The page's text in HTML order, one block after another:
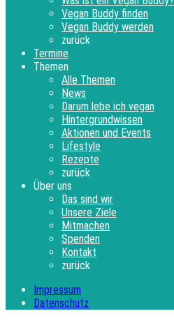
Vegan Buddy finden
Vegan Buddy werden
zurück
Termine
Themen
Alle Themen
News
Darum lebe ich vegan
Hintergrundwissen
Aktionen und Events
Lifestyle
Rezepte
zurück
Über uns
Das sind wir
Unsere Ziele
Mitmachen
Spenden
Kontakt
zurück
Impressum
Datenschutz